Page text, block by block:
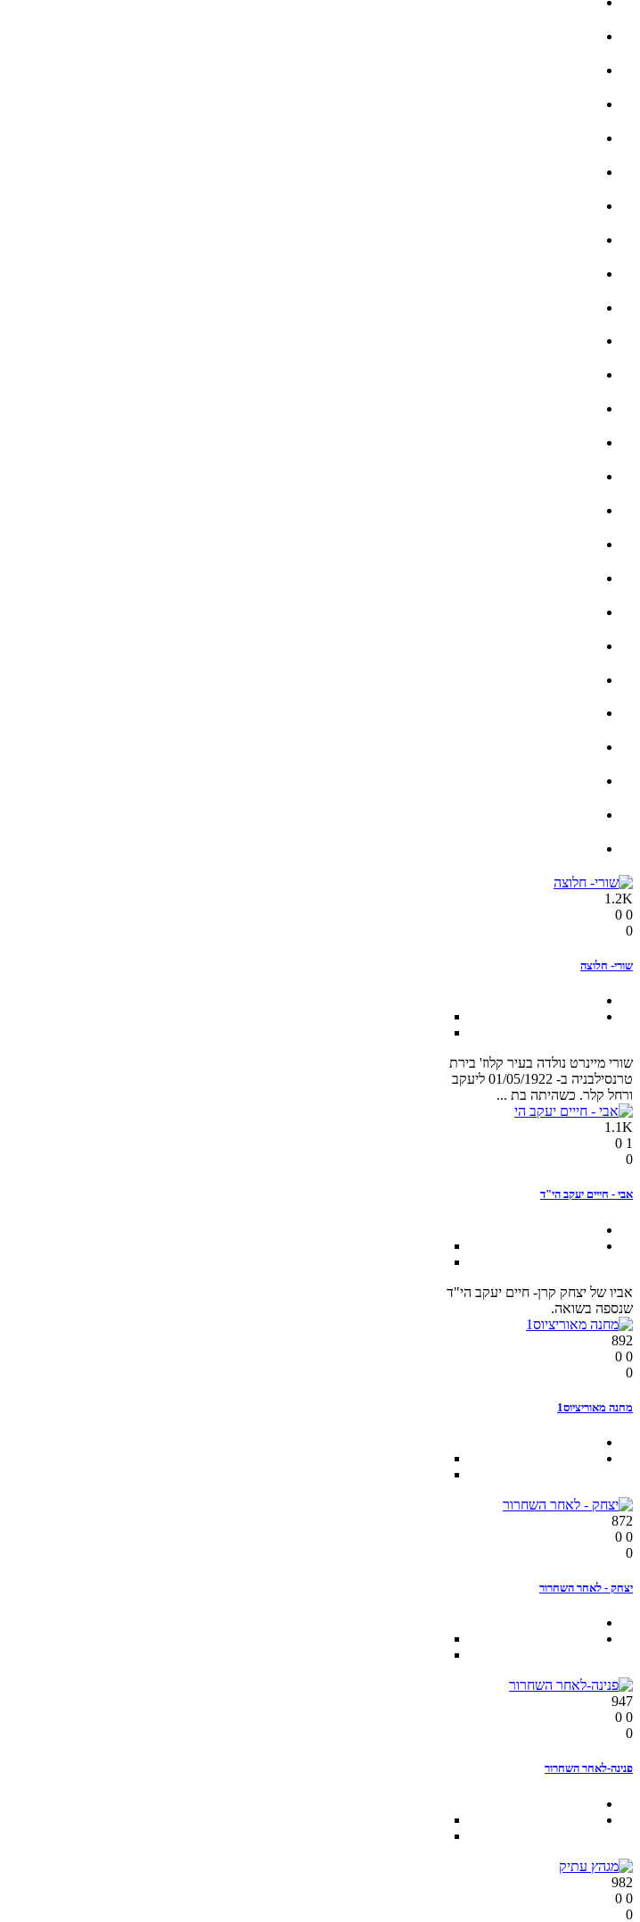
1.2K
0
0
0
שורי- חלוצה
שורי מיינרט נולדה בעיר קלוז' בירת
טרנסילבניה ב- 01/05/1922 ליעקב
ורחל קלר. כשהיתה בת ...
1.1K
1
0
0
אבי - חייים יעקב הי"ד
אביו של יצחק קרן- חיים יעקב הי"ד
שנספה בשואה.
892
0
0
0
מחנה מאוריציוס1
872
0
0
0
יצחק - לאחר השחרור
947
0
0
0
פנינה-לאחר השחרור
982
0
0
0